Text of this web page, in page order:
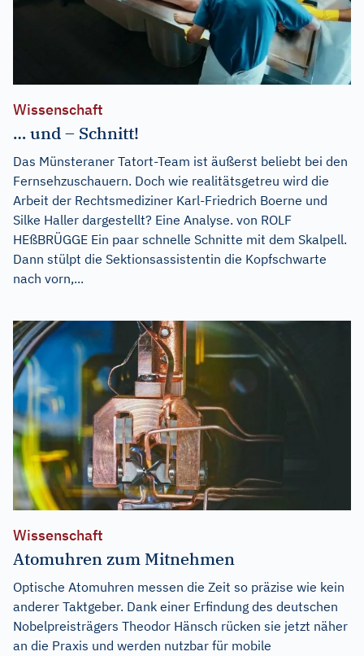
Wissenschaft
… und – Schnitt!
Das Münsteraner Tatort-Team ist äußerst beliebt bei den
Fernsehzuschauern. Doch wie realitätsgetreu wird die
Arbeit der Rechtsmediziner Karl-Friedrich Boerne und
Silke Haller dargestellt? Eine Analyse. von ROLF
HEßBRÜGGE Ein paar schnelle Schnitte mit dem Skalpell.
Dann stülpt die Sektionsassistentin die Kopfschwarte
nach vorn,...
Wissenschaft
Atomuhren zum Mitnehmen
Optische Atomuhren messen die Zeit so präzise wie kein
anderer Taktgeber. Dank einer Erfindung des deutschen
Nobelpreisträgers Theodor Hänsch rücken sie jetzt näher
an die Praxis und werden nutzbar für mobile